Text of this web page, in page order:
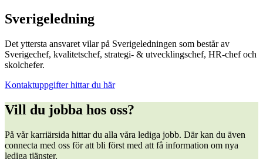
Sverigeledning
Det yttersta ansvaret vilar på Sverigeledningen som består av
Sverigechef, kvalitetschef, strategi- & utvecklingschef, HR-chef och
skolchefer.
Kontaktuppgifter hittar du här
Vill du jobba hos oss?
På vår karriärsida hittar du alla våra lediga jobb. Där kan du även
connecta med oss för att bli först med att få information om nya
lediga tjänster.